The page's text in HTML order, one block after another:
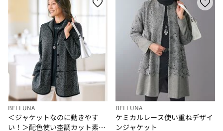
BELLUNA
＜ジャケットなのに動きやす
い！＞配色使い杢調カット素材
BELLUNA
ケミカルレース使い重ねデザイ
ンジャケット